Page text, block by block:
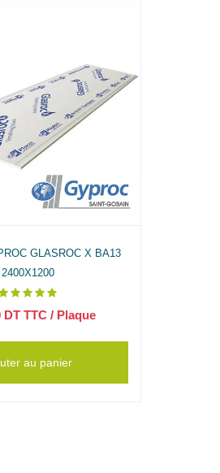
GLASROC X BA13
2400X1200
DT TTC / Plaque
au panier